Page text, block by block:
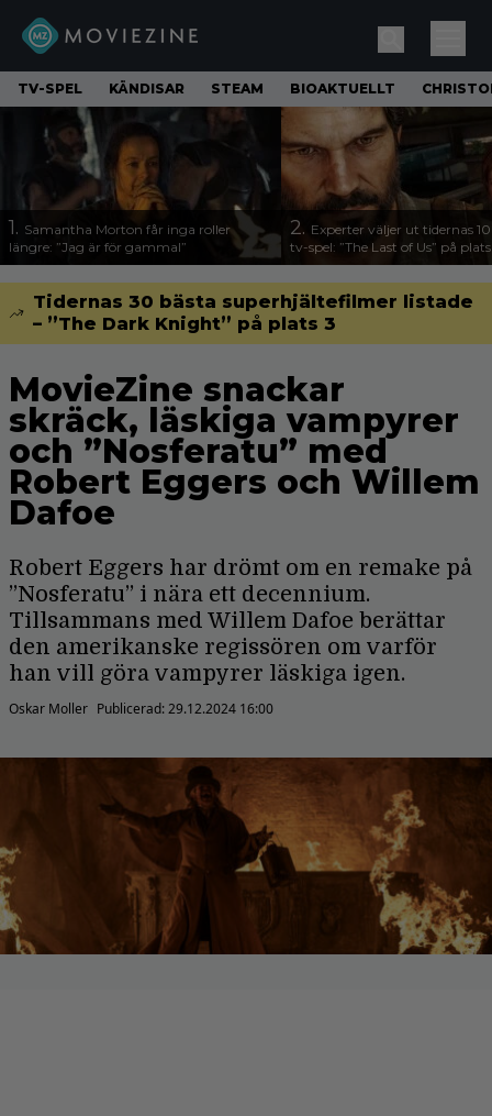
TV-SPEL KÄNDISAR STEAM BIOAKTUELLT
1. Samantha Morton får inga roller
längre: ”Jag är för gammal”
2. Experter väljer ut tidernas
tv-spel: ”The Last of Us” på
Tidernas 30 bästa superhjältefilmer listade
– ”The Dark Knight” på plats 3
MovieZine snackar
skräck, läskiga vampyrer
och ”Nosferatu” med
Robert Eggers och Willem
Dafoe
Robert Eggers har drömt om en remake på
”Nosferatu” i nära ett decennium.
Tillsammans med Willem Dafoe berättar
den amerikanske regissören om varför
han vill göra vampyrer läskiga igen.
Oskar Moller Publicerad:29.12.2024 16:00